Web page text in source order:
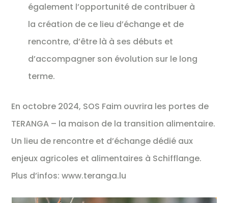
également l’opportunité de contribuer à
la création de ce lieu d’échange et de
rencontre, d’être là à ses débuts et
d’accompagner son évolution sur le long
terme.
En octobre 2024, SOS Faim ouvrira les portes de
TERANGA – la maison de la transition alimentaire.
Un lieu de rencontre et d’échange dédié aux
enjeux agricoles et alimentaires à Schifflange.
Plus d’infos: www.teranga.lu